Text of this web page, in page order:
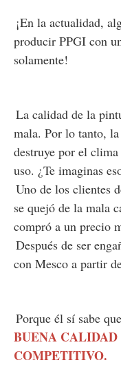
¡En la actualidad,
producir PPGI con
solamente!
La calidad de la
mala. Por lo tanto,
destruye por el clima
uso. ¿Te imaginas
Uno de los clientes
se quejó de la mala
compró a un precio
Después de ser
con Mesco a partir
Porque él sí sabe que
BUENA
COMPETITIVO.